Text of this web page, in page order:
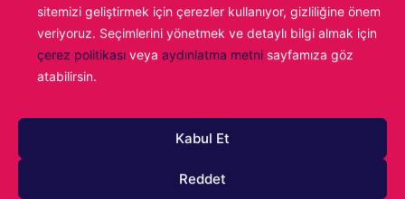
sitemizi geliştirmek için çerezler kullanıyor, gizliliğine önem
veriyoruz. Seçimlerini yönetmek ve detaylı bilgi almak için
çerez politikası veya aydınlatma metni sayfamıza göz
atabilirsin.
Kabul Et
Reddet
Öte yandan Hades 2 sistem gereksinimleri tablosunda
gösterdiğimizden
sahipseniz, fakat yine de oynamak istiyorsanız oyun ile